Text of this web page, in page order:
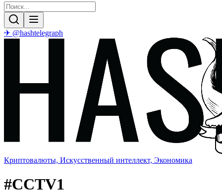
✈ @hashtelegraph
Криптовалюты, Искусственный интеллект, Экономика
#CCTV1